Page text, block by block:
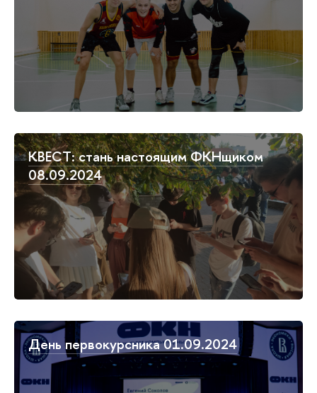
КВЕСТ: стань настоящим ФКНщиком
08.09.2024
День первокурсника 01.09.2024